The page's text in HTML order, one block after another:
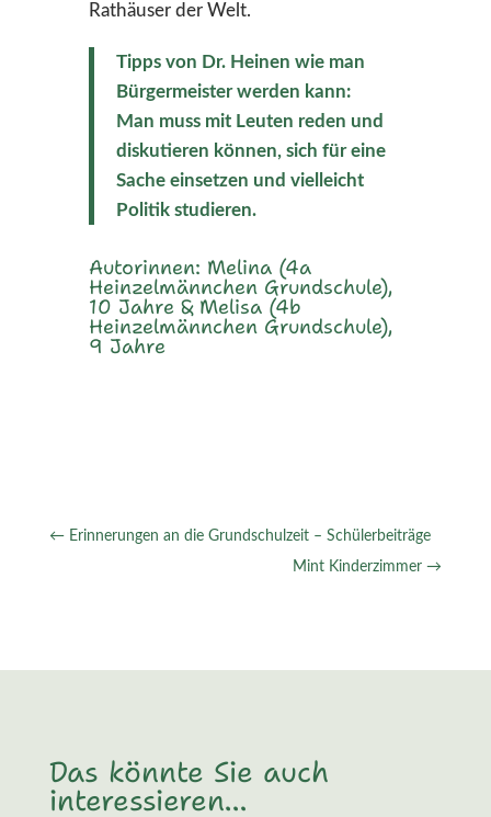
Rathäuser der Welt.
Tipps von Dr. Heinen wie man
Bürgermeister werden kann:
Man muss mit Leuten reden und
diskutieren können, sich für eine
Sache einsetzen und vielleicht
Politik studieren.
Autorinnen: Melina (4a
Heinzelmännchen Grundschule),
10 Jahre & Melisa (4b
Heinzelmännchen Grundschule),
9 Jahre
← Erinnerungen an die Grundschulzeit – Schülerbeiträge
Mint Kinderzimmer →
Das könnte Sie auch
interessieren…